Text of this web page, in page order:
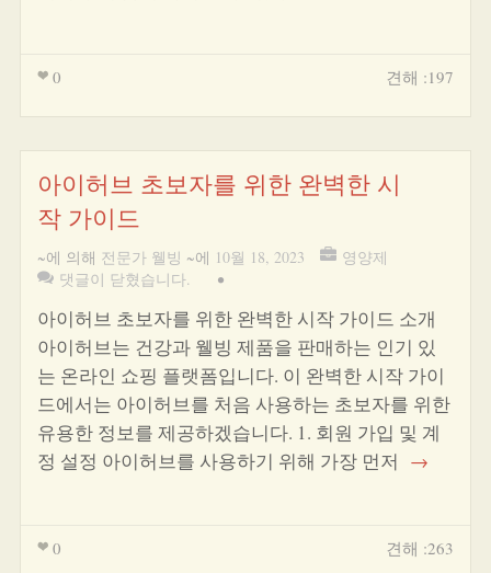
0 견해 :197
아이허브 초보자를 위한 완벽한 시
작 가이드
~에 의해 전문가 웰빙 ~에 10월 18, 2023
영양제
댓글이 닫혔습니다.
•
아이허브 초보자를 위한 완벽한 시작 가이드 소개
아이허브는 건강과 웰빙 제품을 판매하는 인기 있
는 온라인 쇼핑 플랫폼입니다. 이 완벽한 시작 가이
드에서는 아이허브를 처음 사용하는 초보자를 위한
유용한 정보를 제공하겠습니다. 1. 회원 가입 및 계
정 설정 아이허브를 사용하기 위해 가장 먼저 →
0 견해 :263